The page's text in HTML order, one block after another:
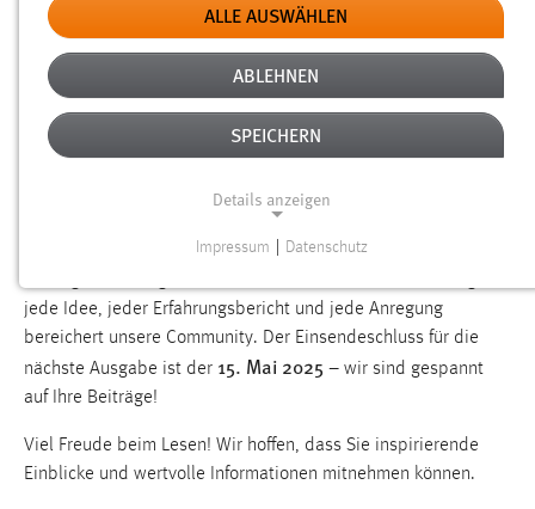
Dank Ihres Engagements freuen wir uns, Ihnen die siebte
Ausgabe unseres STACK-Newsletters präsentieren zu dürfen.
Ein riesiges Dankeschön an alle, die mit ihren engagierten
Beiträgen und ihrer Unterstützung diese Ausgabe möglich
gemacht haben! Ihr Einsatz macht den STACK-Newsletter zu
Wenn Sie Lust haben, sich weiterhin oder erstmals mit einem
jede Idee, jeder Erfahrungsbericht und jede Anregung
bereichert unsere Community. Der Einsendeschluss für die
nächste Ausgabe ist der 15. Mai 2025 – wir sind gespannt
auf Ihre Beiträge!
Viel Freude beim Lesen! Wir hoffen, dass Sie inspirierende
Einblicke und wertvolle Informationen mitnehmen können.
ALLE AUSWÄHLEN
ABLEHNEN
SPEICHERN
Details anzeigen
Notwendige Cookies ermöglichen grundlegende
Funktionen und sind für die einwandfreie Funktion der
Website erforderlich.
Name:
Impressum Datenschutz